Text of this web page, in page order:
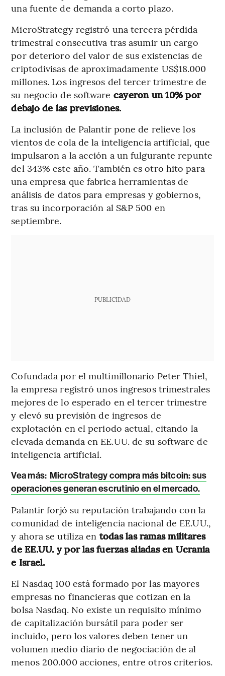
una fuente de demanda a corto plazo.
MicroStrategy registró una tercera pérdida
trimestral consecutiva tras asumir un cargo
por deterioro del valor de sus existencias de
criptodivisas de aproximadamente US$18.000
millones. Los ingresos del tercer trimestre de
su negocio de software cayeron un 10% por
debajo de las previsiones.
La inclusión de Palantir pone de relieve los
vientos de cola de la inteligencia artificial, que
impulsaron a la acción a un fulgurante repunte
del 343% este año. También es otro hito para
una empresa que fabrica herramientas de
análisis de datos para empresas y gobiernos,
tras su incorporación al S&P 500 en
septiembre.
PUBLICIDAD
Cofundada por el multimillonario Peter Thiel,
la empresa registró unos ingresos trimestrales
mejores de lo esperado en el tercer trimestre
y elevó su previsión de ingresos de
explotación en el periodo actual, citando la
elevada demanda en EE.UU. de su software de
inteligencia artificial.
Vea más: MicroStrategy compra más bitcoin: sus
operaciones generan escrutinio en el mercado.
Palantir forjó su reputación trabajando con la
comunidad de inteligencia nacional de EE.UU.,
y ahora se utiliza en todas las ramas militares
de EE.UU. y por las fuerzas aliadas en Ucrania
e Israel.
El Nasdaq 100 está formado por las mayores
empresas no financieras que cotizan en la
bolsa Nasdaq. No existe un requisito mínimo
de capitalización bursátil para poder ser
incluido, pero los valores deben tener un
volumen medio diario de negociación de al
menos 200.000 acciones, entre otros criterios.